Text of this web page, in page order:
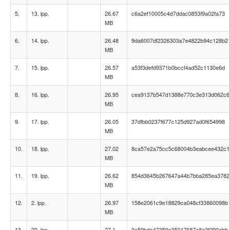
5. 13. lpp.
26.67
MB
c6a2ef10005c4d7ddac0853f9a02fa73
6. 14. lpp.
26.48
MB
9da6007df2326303a7e4822b94c128b2
7. 15. lpp.
26.57
MB
a53f3defd9371b0bccf4ad52c1130e6d
8. 16. lpp.
26.95
MB
cea9137b547d1388e770c3e313d062c6
9. 17. lpp.
26.05
MB
37dfbb0237f677c125d927ad0f654998
10. 18. lpp.
27.02
MB
8ca57e2a75cc5c68004b3eabcee432c1
11. 19. lpp.
26.62
MB
854d3645b267647a44b7bba285ea3782
12. 2. lpp.
26.97
MB
158e2061c9e18829ca048cf33860098b